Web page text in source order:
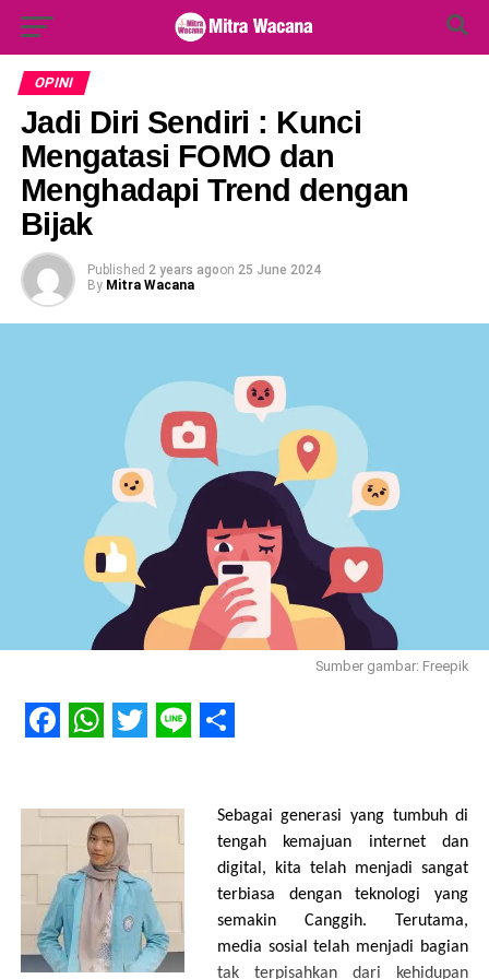
for:
OPINI
Jadi Diri Sendiri : Kunci
Mengatasi FOMO dan
Menghadapi Trend dengan
Bijak
Published 2 years agoon 25 June 2024
By Mitra Wacana
Sumber gambar: Freepik
Sebagai generasi yang tumbuh di
tengah kemajuan internet dan
digital, kita telah menjadi sangat
terbiasa dengan teknologi yang
semakin Canggih. Terutama,
media sosial telah menjadi bagian
tak terpisahkan dari kehidupan